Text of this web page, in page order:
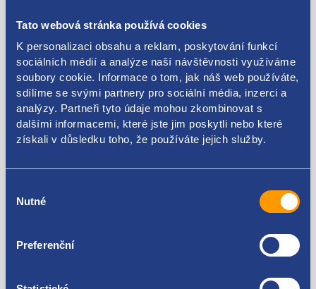
Tato webová stránka používá cookies
K personalizaci obsahu a reklam, poskytování funkcí
sociálních médií a analýze naší návštěvnosti využíváme
soubory cookie. Informace o tom, jak náš web používáte,
sdílíme se svými partnery pro sociální média, inzerci a
analýzy. Partneři tyto údaje mohou zkombinovat s
dalšími informacemi, které jste jim poskytli nebo které
získali v důsledku toho, že používáte jejich služby.
souhlasu
Nutné
Preferenční
46750590
Použitelné pro vozy
Fiat Bravo 2007-
Fiat Croma 2005 - 2011
Fiat Stilo
Lancia Delta 2008 - 2014Za kvalitu ručíme!